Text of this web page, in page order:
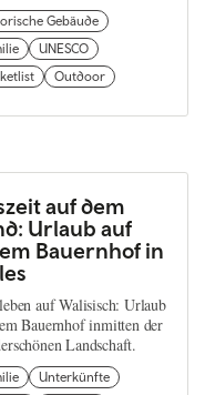
Gebäude
UNESCO
Outdoor
auf dem
Urlaub auf
Bauernhof in
auf Walisisch: Urlaub
Bauernhof inmitten der
Landschaft.
Unterkünfte